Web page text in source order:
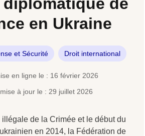
en Ukraine
et Sécurité Droit international
en ligne le : 16 février 2026
à jour le : 29 juillet 2026
illégale de la Crimée et le début du
en 2014, la Fédération de